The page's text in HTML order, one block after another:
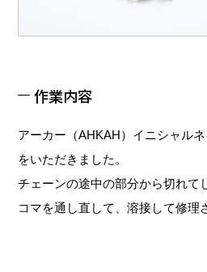
作業内容
アーカー（AHKAH）イニシャル
をいただきました。
チェーンの途中の部分から切れて
コマを通し直して、溶接して修理